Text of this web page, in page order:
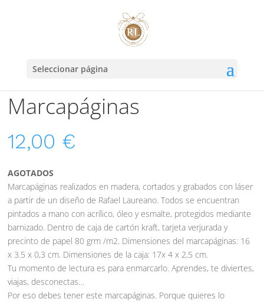
Seleccionar página
Marcapáginas
12,00 €
AGOTADOS
Marcapáginas realizados en madera, cortados y grabados con láser
a partir de un diseño de Rafael Laureano. Todos se encuentran
pintados a mano con acrílico, óleo y esmalte, protegidos mediante
barnizado. Dentro de caja de cartón kraft, tarjeta verjurada y
precinto de papel 80 grm /m2. Dimensiones del marcapáginas: 16
x 3.5 x 0,3 cm. Dimensiones de la caja: 17x 4 x 2,5 cm.
Tu momento de lectura es para enmarcarlo. Aprendes, te diviertes,
viajas, desconectas…
Por eso debes tener este marcapáginas. Porque quieres lo